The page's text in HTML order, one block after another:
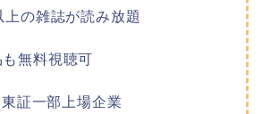
の雑誌が読み放題
無料視聴可
証一部上場企業